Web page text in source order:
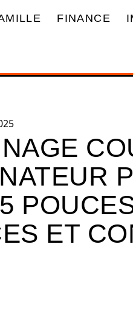
FINANCE
ET